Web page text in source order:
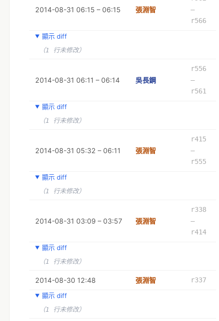
2014-08-31 06:15 – 06:15 張淵智
–
r566
顯示 diff
（1 行未修改）
2014-08-31 06:11 – 06:14 吳長鋼
r556
–
r561
顯示 diff
（1 行未修改）
2014-08-31 05:32 – 06:11 張淵智
r415
–
r555
顯示 diff
（1 行未修改）
2014-08-31 03:09 – 03:57 張淵智
r338
–
r414
顯示 diff
（1 行未修改）
2014-08-30 12:48 張淵智
r337
顯示 diff
（1 行未修改）